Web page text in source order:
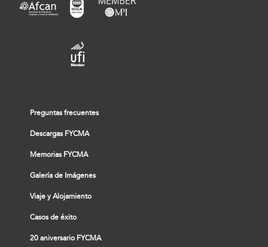
Preguntas frecuentes
Descargas FYCMA
Memorias FYCMA
Galería de Imágenes
Viaje y Alojamiento
Casos de éxito
20 aniversario FYCMA